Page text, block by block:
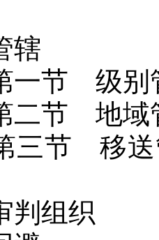
辖
级别
地域
移送管
组织